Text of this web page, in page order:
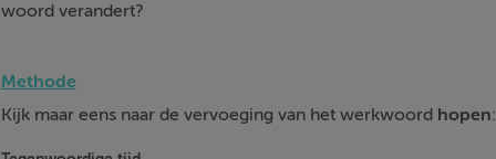
woord verandert?
Methode
Kijk maar eens naar de vervoeging van het werkwoord hopen: